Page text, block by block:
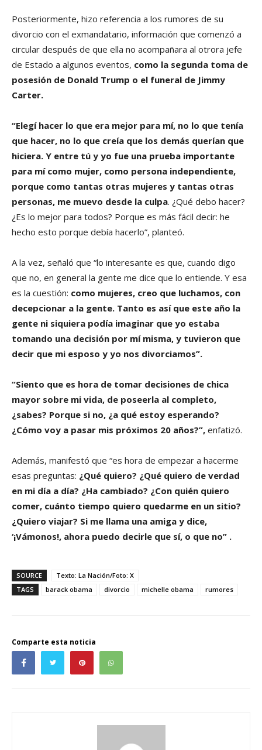
Posteriormente, hizo referencia a los rumores de su
divorcio con el exmandatario, información que comenzó a
circular después de que ella no acompañara al otrora jefe
de Estado a algunos eventos, como la segunda toma de
posesión de Donald Trump o el funeral de Jimmy
Carter.
“Elegí hacer lo que era mejor para mí, no lo que tenía
que hacer, no lo que creía que los demás querían que
hiciera. Y entre tú y yo fue una prueba importante
para mí como mujer, como persona independiente,
porque como tantas otras mujeres y tantas otras
personas, me muevo desde la culpa. ¿Qué debo hacer?
¿Es lo mejor para todos? Porque es más fácil decir: he
hecho esto porque debía hacerlo”, planteó.
A la vez, señaló que “lo interesante es que, cuando digo
que no, en general la gente me dice que lo entiende. Y esa
es la cuestión: como mujeres, creo que luchamos, con
decepcionar a la gente. Tanto es así que este año la
gente ni siquiera podía imaginar que yo estaba
tomando una decisión por mí misma, y tuvieron que
decir que mi esposo y yo nos divorciamos”.
“Siento que es hora de tomar decisiones de chica
mayor sobre mi vida, de poseerla al completo,
¿sabes? Porque si no, ¿a qué estoy esperando?
¿Cómo voy a pasar mis próximos 20 años?”, enfatizó.
Además, manifestó que “es hora de empezar a hacerme
esas preguntas: ¿Qué quiero? ¿Qué quiero de verdad
en mi día a día? ¿Ha cambiado? ¿Con quién quiero
comer, cuánto tiempo quiero quedarme en un sitio?
¿Quiero viajar? Si me llama una amiga y dice,
‘¡Vámonos!, ahora puedo decirle que sí, o que no” .
SOURCE
Texto: La Nación/Foto: X
TAGS
barack obama divorcio michelle obama rumores
Comparte esta noticia